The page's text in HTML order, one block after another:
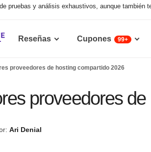
pruebas y análisis exhaustivos, aunque
Reseñas Cupones 99+
proveedores de hosting compartido 2026
proveedores
Ari Denial